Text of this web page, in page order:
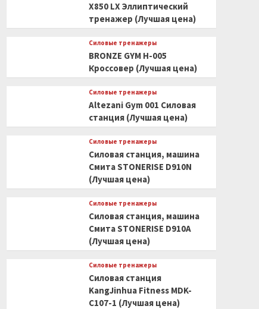
X850 LX Эллиптический
тренажер (Лучшая цена)
Силовые тренажеры
BRONZE GYM H-005
Кроссовер (Лучшая цена)
Силовые тренажеры
Altezani Gym 001 Силовая
станция (Лучшая цена)
Силовые тренажеры
Силовая станция, машина
Смита STONERISE D910N
(Лучшая цена)
Силовые тренажеры
Силовая станция, машина
Смита STONERISE D910A
(Лучшая цена)
Силовые тренажеры
Силовая станция
KangJinhua Fitness MDK-
C107-1 (Лучшая цена)